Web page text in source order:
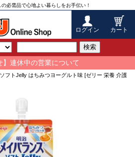
必需品で心地よい暮らしをお手伝い！
ログイン カート
検索
】連休中の営業について
フトJelly はちみつヨーグルト味 [ゼリー 栄養 介護